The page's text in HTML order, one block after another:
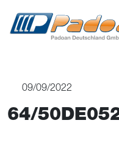
09/09/2022
64/